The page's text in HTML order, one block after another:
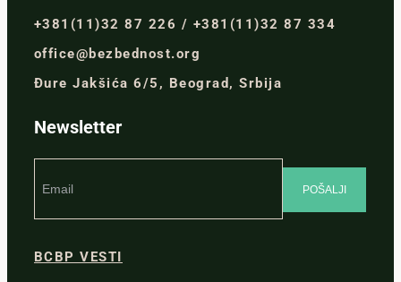
+381(11)32 87 226 / +381(11)32 87 334
office@bezbednost.org
Đure Jakšića 6/5, Beograd, Srbija
Newsletter
BCBP VESTI